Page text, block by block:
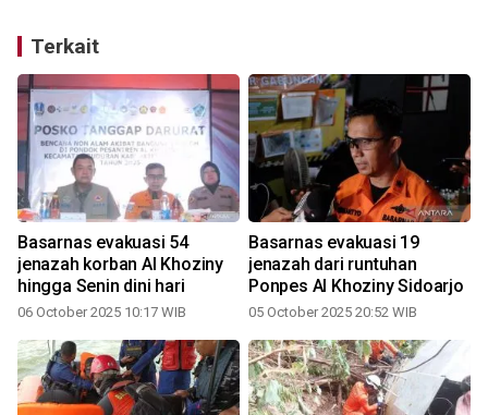
Terkait
Basarnas evakuasi 54
jenazah korban Al Khoziny
hingga Senin dini hari
06 October 2025 10:17 WIB
Basarnas evakuasi 19
jenazah dari runtuhan
Ponpes Al Khoziny Sidoarjo
05 October 2025 20:52 WIB